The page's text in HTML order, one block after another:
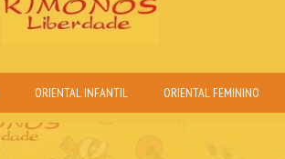
ORIENTAL INFANTIL ORIENTAL FEMININO